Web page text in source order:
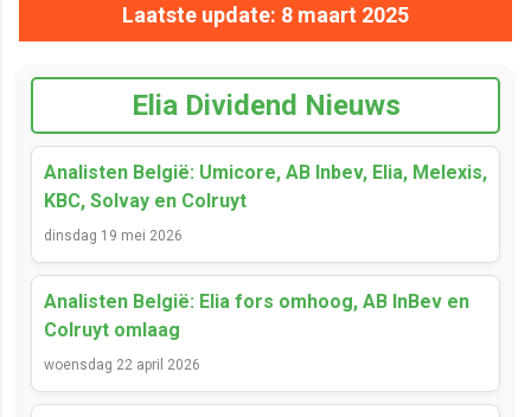
Laatste update: 8 maart 2025
Elia Dividend Nieuws
Analisten België: Umicore, AB Inbev, Elia, Melexis,
KBC, Solvay en Colruyt
dinsdag 19 mei 2026
Analisten België: Elia fors omhoog, AB InBev en
Colruyt omlaag
woensdag 22 april 2026